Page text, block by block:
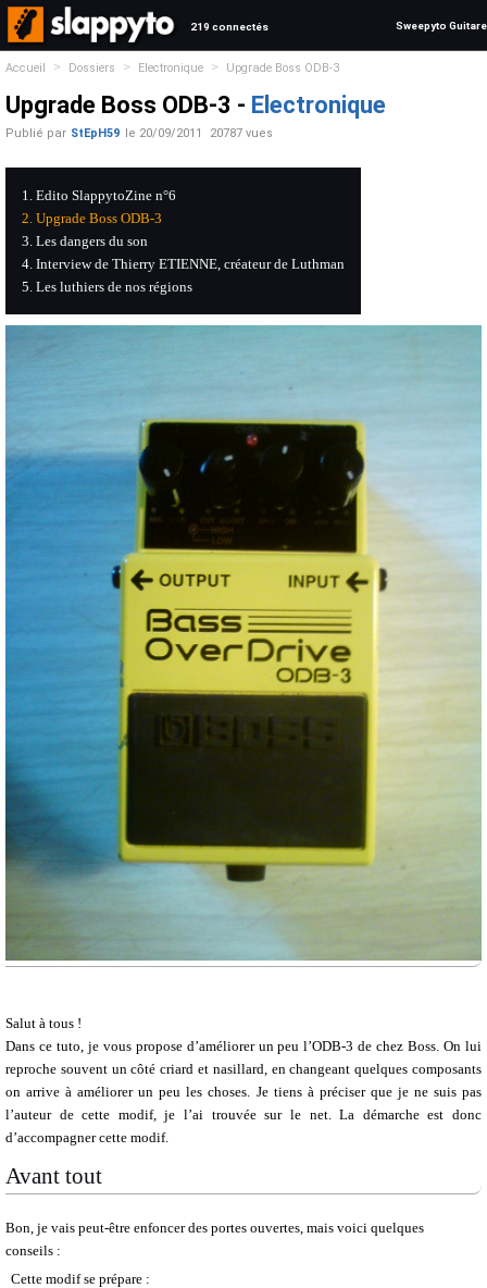
219 connectés Sweepyto Guitare
Accueil > Dossiers > Electronique > Upgrade Boss ODB-3
Upgrade Boss ODB-3 - Electronique
Publié par StEpH59 le 20/09/2011 20787 vues
Edito SlappytoZine n°6
Upgrade Boss ODB-3
Les dangers du son
Interview de Thierry ETIENNE, créateur de Luthman
Les luthiers de nos régions
Salut à tous !
Dans ce tuto, je vous propose d’améliorer un peu l’ODB-3 de chez Boss. On lui
reproche souvent un côté criard et nasillard, en changeant quelques composants
on arrive à améliorer un peu les choses. Je tiens à préciser que je ne suis pas
l’auteur de cette modif, je l’ai trouvée sur le net. La démarche est donc
d’accompagner cette modif.
Avant tout
Bon, je vais peut-être enfoncer des portes ouvertes, mais voici quelques
conseils :
Cette modif se prépare :